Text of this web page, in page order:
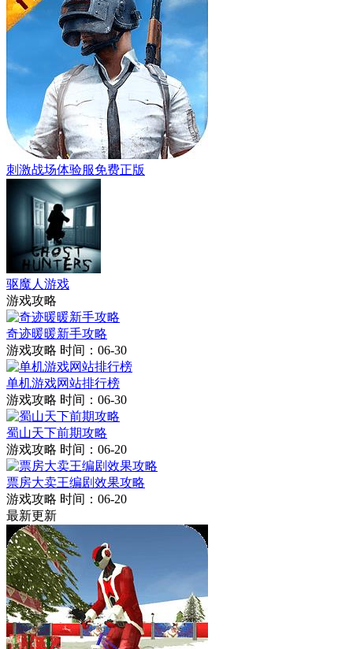
刺激战场体验服免费正版
驱魔人游戏
游戏攻略
奇迹暖暖新手攻略
游戏攻略 时间：06-30
单机游戏网站排行榜
游戏攻略 时间：06-30
蜀山天下前期攻略
游戏攻略 时间：06-20
票房大卖王编剧效果攻略
游戏攻略 时间：06-20
最新更新